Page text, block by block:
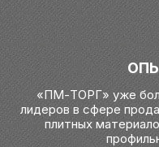
«ПМ-ТОРГ» уже
лидеров в сфере
плитных